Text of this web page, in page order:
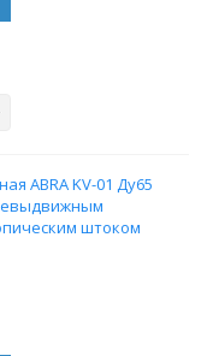
ABRA KV-01 Ду65
штоком